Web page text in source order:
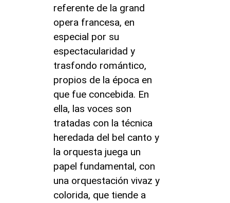
referente de la grand
opera francesa, en
especial por su
espectacularidad y
trasfondo romántico,
propios de la época en
que fue concebida. En
ella, las voces son
tratadas con la técnica
heredada del bel canto y
la orquesta juega un
papel fundamental, con
una orquestación vivaz y
colorida, que tiende a